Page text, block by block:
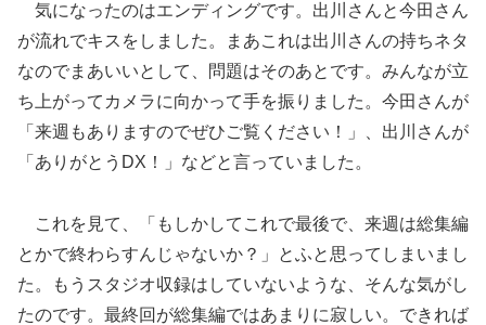
気になったのはエンディングです。出川さんと今田さん
が流れでキスをしました。まあこれは出川さんの持ちネタ
なのでまあいいとして、問題はそのあとです。みんなが立
ち上がってカメラに向かって手を振りました。今田さんが
「来週もありますのでぜひご覧ください！」、出川さんが
「ありがとうDX！」などと言っていました。
これを見て、「もしかしてこれで最後で、来週は総集編
とかで終わらすんじゃないか？」とふと思ってしまいまし
た。もうスタジオ収録はしていないような、そんな気がし
たのです。最終回が総集編ではあまりに寂しい。できれば